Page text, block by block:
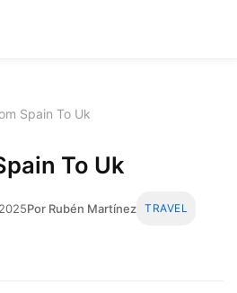
Spain To Uk
To Uk
Por Rubén Martínez TRAVEL